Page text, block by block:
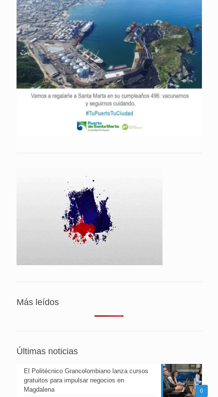
Más leídos
Últimas noticias
0
El Politécnico Grancolombiano lanza cursos
gratuitos para impulsar negocios en
Magdalena